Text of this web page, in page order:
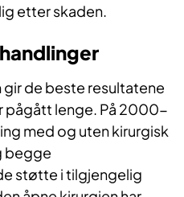
etter skaden.
gir de beste resultatene
pågått lenge. På 2000-
med og uten kirurgisk
begge
støtte i tilgjengelig